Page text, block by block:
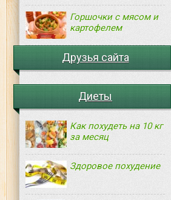
Горшочки с мясом и
картофелем
Друзья сайта
Диеты
Как похудеть на 10 кг
за месяц
Здоровое похудение